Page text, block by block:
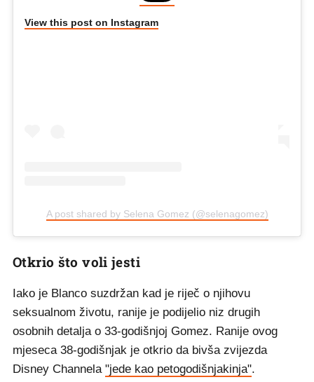
View this post on Instagram
A post shared by Selena Gomez (@selenagomez)
Otkrio što voli jesti
Iako je Blanco suzdržan kad je riječ o njihovu
seksualnom životu, ranije je podijelio niz drugih
osobnih detalja o 33-godišnjoj Gomez. Ranije ovog
mjeseca 38-godišnjak je otkrio da bivša zvijezda
Disney Channela "jede kao petogodišnjakinja".